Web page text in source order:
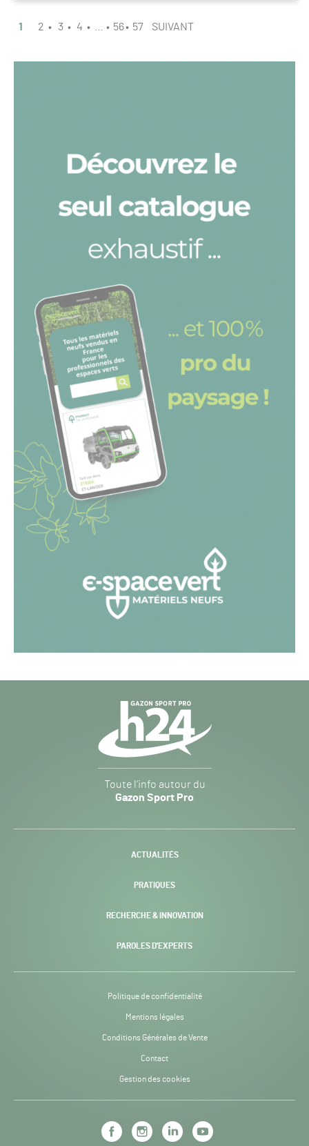
PAGINATION
PAGE
1 2 3 4 56 57 SUIVANT
Sport
Pro
-
Toute l’info autour du
Gazon Sport Pro
ACTUALITÉS
PRATIQUES
RECHERCHE & INNOVATION
PAROLES D’EXPERTS
Politique de confidentialité
Mentions légales
Conditions Générales de Vente
Contact
Gestion des cookies